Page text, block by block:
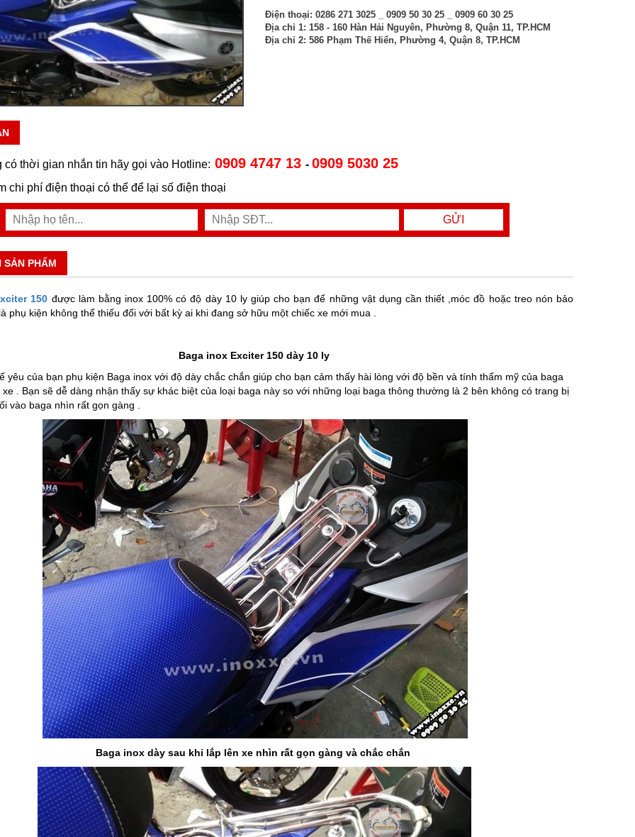
Điện thoại: 0286 271 3025 _ 0909 50 30 25 _ 0909 60 30 25
Địa chỉ 1: 158 - 160 Hàn Hải Nguyên, Phường 8, Quận 11, TP.HCM
Địa chỉ 2: 586 Phạm Thế Hiển, Phường 4, Quận 8, TP.HCM
có thời gian nhắn tin hãy gọi vào Hotline: 0909 4747 13 - 0909 5030 25
chi phí điện thoại có thể để lại số điện thoại
SẢN PHẨM
150 được làm bằng inox 100% có độ dày 10 ly giúp cho bạn để những vật dụng cần thiết ,móc đồ hoặc treo nón bảo
phụ kiện không thể thiếu đối với bất kỳ ai khi đang sở hữu một chiếc xe mới mua .
Baga inox Exciter 150 dày 10 ly
yêu của bạn phụ kiện Baga inox với độ dày chắc chắn giúp cho bạn cảm thấy hài lòng với độ bền và tính thẩm mỹ của baga
xe . Bạn sẽ dễ dàng nhận thấy sự khác biệt của loại baga này so với những loại baga thông thường là 2 bên không có trang bị
vào baga nhìn rất gọn gàng .
Baga inox dày sau khi lắp lên xe nhìn rất gọn gàng và chắc chắn